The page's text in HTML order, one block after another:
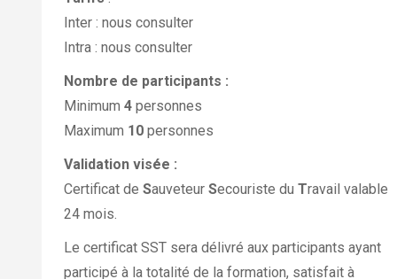
Inter : nous consulter
Intra : nous consulter
Nombre de participants :
Minimum 4 personnes
Maximum 10 personnes
Validation visée :
Certificat de Sauveteur Secouriste du Travail valable
24 mois.
Le certificat SST sera délivré aux participants ayant
participé à la totalité de la formation, satisfait à